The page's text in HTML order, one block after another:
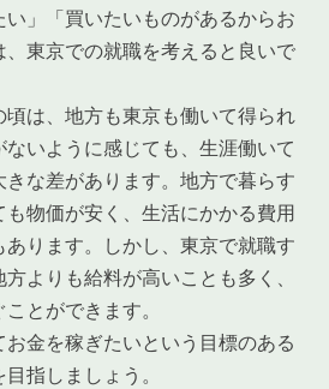
」「買いたいものがあるからお
東京での就職を考えると良いで
は、地方も東京も働いて得られ
いように感じても、生涯働いて
な差があります。地方で暮らす
物価が安く、生活にかかる費用
あります。しかし、東京で就職す
よりも給料が高いことも多く、
とができます。
金を稼ぎたいという目標のある
指しましょう。